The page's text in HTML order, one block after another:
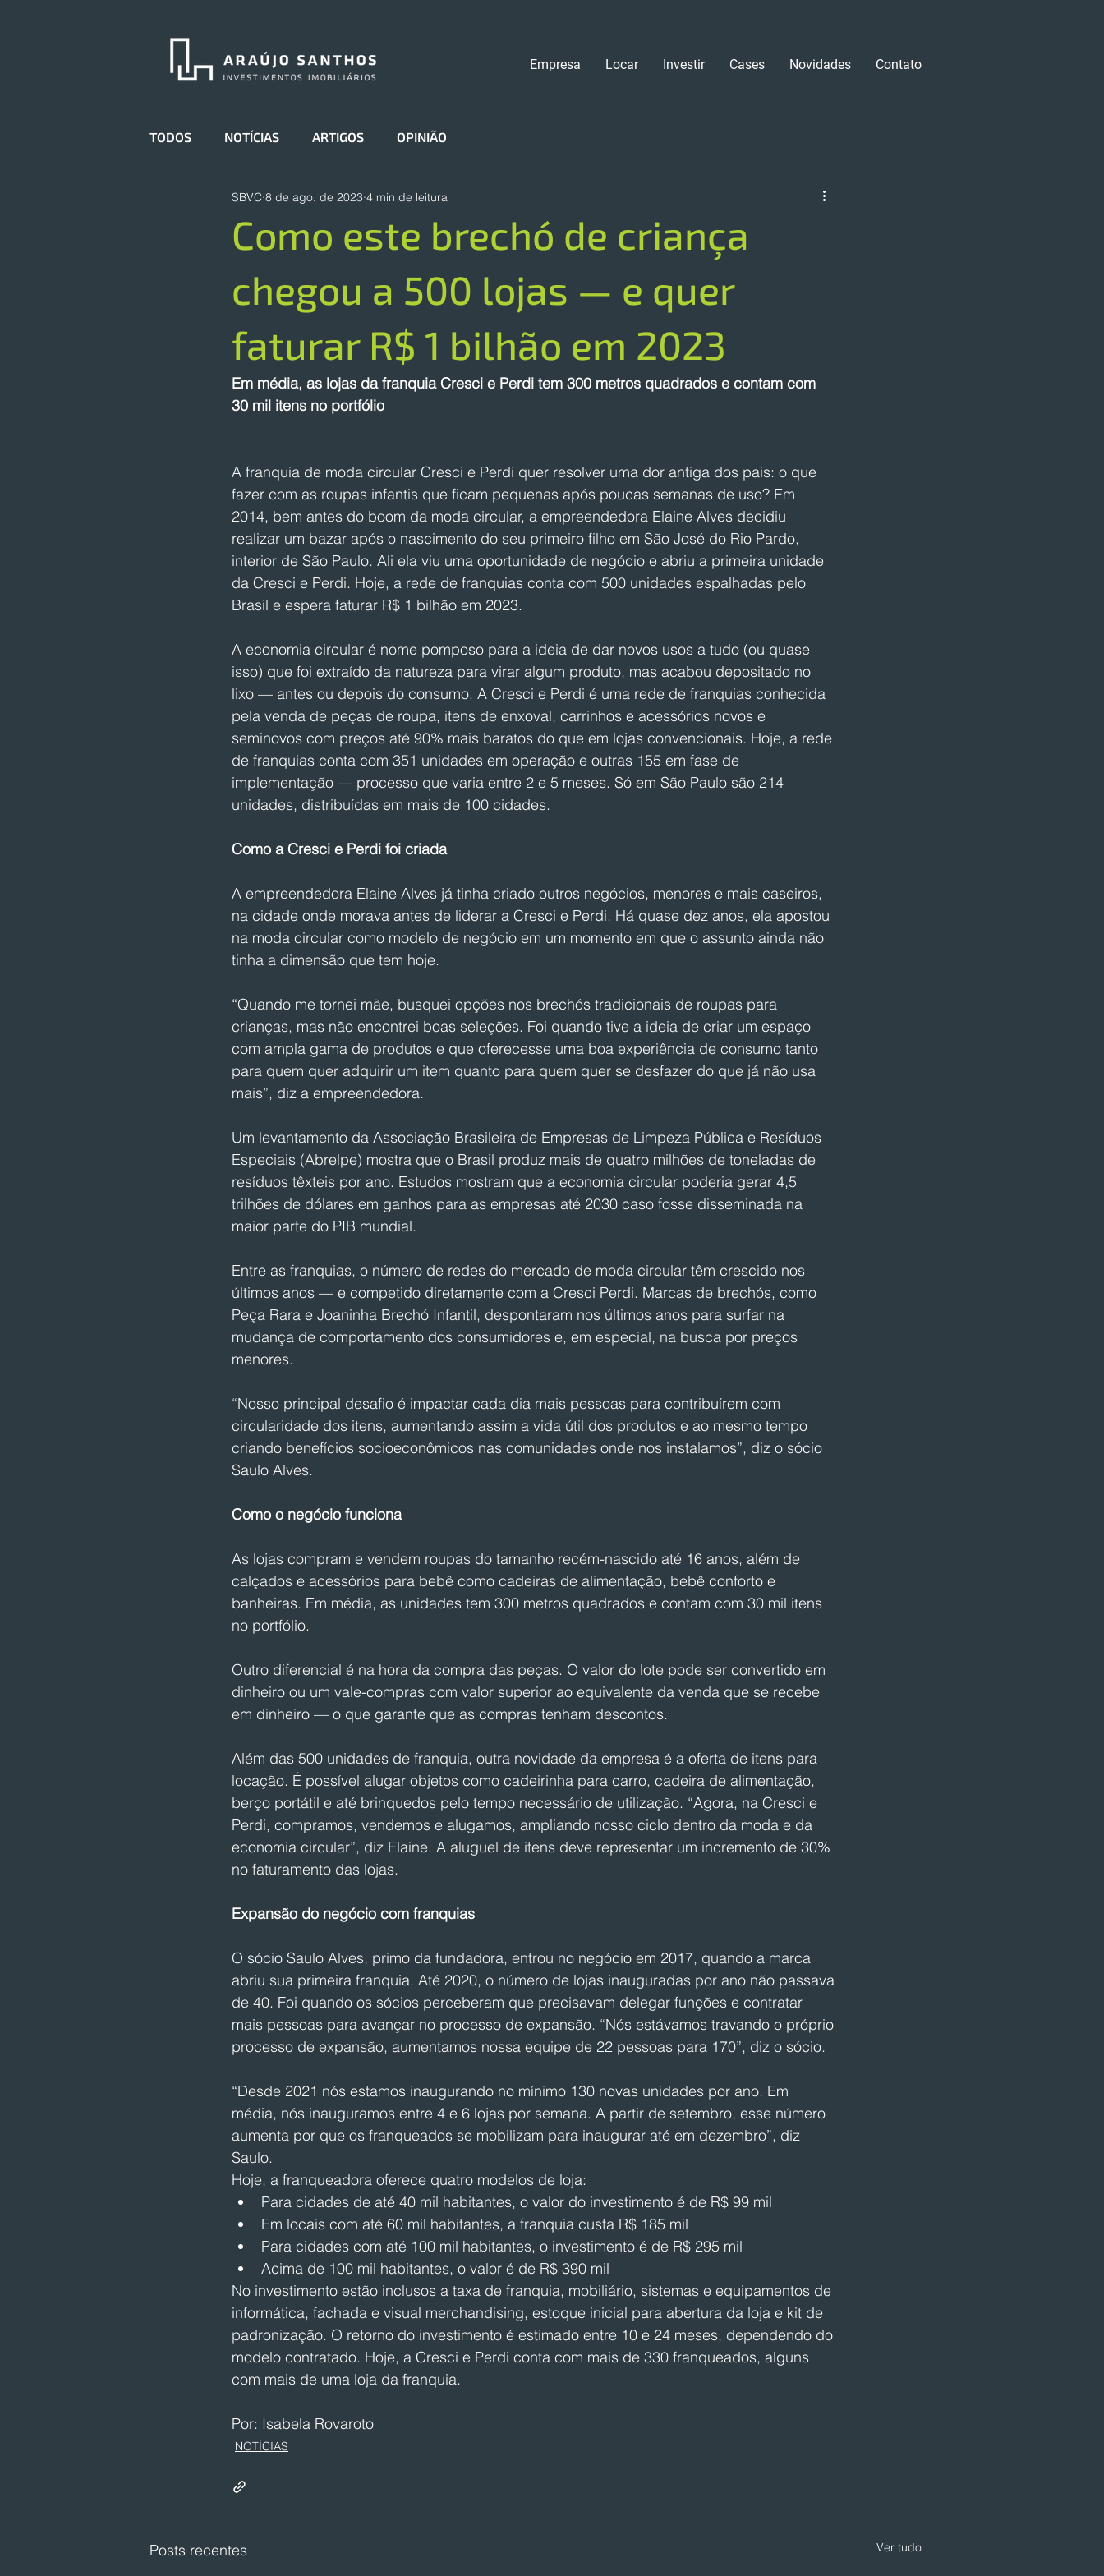
Empresa Locar Investir Cases Novidades Contato
TODOS NOTÍCIAS ARTIGOS OPINIÃO
Como este brechó de criança
chegou a 500 lojas — e quer
faturar R$ 1 bilhão em 2023
SBVC 8 de ago. de 2023 4 min de leitura
Em média, as lojas da franquia Cresci e Perdi tem 300 metros quadrados e contam com
30 mil itens no portfólio
A franquia de moda circular Cresci e Perdi quer resolver uma dor antiga dos pais: o que
fazer com as roupas infantis que ficam pequenas após poucas semanas de uso? Em
2014, bem antes do boom da moda circular, a empreendedora Elaine Alves decidiu
realizar um bazar após o nascimento do seu primeiro filho em São José do Rio Pardo,
interior de São Paulo. Ali ela viu uma oportunidade de negócio e abriu a primeira unidade
da Cresci e Perdi. Hoje, a rede de franquias conta com 500 unidades espalhadas pelo
Brasil e espera faturar R$ 1 bilhão em 2023.
A economia circular é nome pomposo para a ideia de dar novos usos a tudo (ou quase
isso) que foi extraído da natureza para virar algum produto, mas acabou depositado no
lixo — antes ou depois do consumo. A Cresci e Perdi é uma rede de franquias conhecida
pela venda de peças de roupa, itens de enxoval, carrinhos e acessórios novos e
seminovos com preços até 90% mais baratos do que em lojas convencionais. Hoje, a rede
de franquias conta com 351 unidades em operação e outras 155 em fase de
implementação — processo que varia entre 2 e 5 meses. Só em São Paulo são 214
unidades, distribuídas em mais de 100 cidades.
Como a Cresci e Perdi foi criada
A empreendedora Elaine Alves já tinha criado outros negócios, menores e mais caseiros,
na cidade onde morava antes de liderar a Cresci e Perdi. Há quase dez anos, ela apostou
na moda circular como modelo de negócio em um momento em que o assunto ainda não
tinha a dimensão que tem hoje.
“Quando me tornei mãe, busquei opções nos brechós tradicionais de roupas para
crianças, mas não encontrei boas seleções. Foi quando tive a ideia de criar um espaço
com ampla gama de produtos e que oferecesse uma boa experiência de consumo tanto
para quem quer adquirir um item quanto para quem quer se desfazer do que já não usa
mais”, diz a empreendedora.
Um levantamento da Associação Brasileira de Empresas de Limpeza Pública e Resíduos
Especiais (Abrelpe) mostra que o Brasil produz mais de quatro milhões de toneladas de
resíduos têxteis por ano. Estudos mostram que a economia circular poderia gerar 4,5
trilhões de dólares em ganhos para as empresas até 2030 caso fosse disseminada na
maior parte do PIB mundial.
Entre as franquias, o número de redes do mercado de moda circular têm crescido nos
últimos anos — e competido diretamente com a Cresci Perdi. Marcas de brechós, como
Peça Rara e Joaninha Brechó Infantil, despontaram nos últimos anos para surfar na
mudança de comportamento dos consumidores e, em especial, na busca por preços
menores.
“Nosso principal desafio é impactar cada dia mais pessoas para contribuírem com
circularidade dos itens, aumentando assim a vida útil dos produtos e ao mesmo tempo
criando benefícios socioeconômicos nas comunidades onde nos instalamos”, diz o sócio
Saulo Alves.
Como o negócio funciona
As lojas compram e vendem roupas do tamanho recém-nascido até 16 anos, além de
calçados e acessórios para bebê como cadeiras de alimentação, bebê conforto e
banheiras. Em média, as unidades tem 300 metros quadrados e contam com 30 mil itens
no portfólio.
Outro diferencial é na hora da compra das peças. O valor do lote pode ser convertido em
dinheiro ou um vale-compras com valor superior ao equivalente da venda que se recebe
em dinheiro — o que garante que as compras tenham descontos.
Além das 500 unidades de franquia, outra novidade da empresa é a oferta de itens para
locação. É possível alugar objetos como cadeirinha para carro, cadeira de alimentação,
berço portátil e até brinquedos pelo tempo necessário de utilização. “Agora, na Cresci e
Perdi, compramos, vendemos e alugamos, ampliando nosso ciclo dentro da moda e da
economia circular”, diz Elaine. A aluguel de itens deve representar um incremento de 30%
no faturamento das lojas.
Expansão do negócio com franquias
O sócio Saulo Alves, primo da fundadora, entrou no negócio em 2017, quando a marca
abriu sua primeira franquia. Até 2020, o número de lojas inauguradas por ano não passava
de 40. Foi quando os sócios perceberam que precisavam delegar funções e contratar
mais pessoas para avançar no processo de expansão. “Nós estávamos travando o próprio
processo de expansão, aumentamos nossa equipe de 22 pessoas para 170”, diz o sócio.
“Desde 2021 nós estamos inaugurando no mínimo 130 novas unidades por ano. Em
média, nós inauguramos entre 4 e 6 lojas por semana. A partir de setembro, esse número
aumenta por que os franqueados se mobilizam para inaugurar até em dezembro”, diz
Saulo.
Hoje, a franqueadora oferece quatro modelos de loja:
Para cidades de até 40 mil habitantes, o valor do investimento é de R$ 99 mil
Em locais com até 60 mil habitantes, a franquia custa R$ 185 mil
Para cidades com até 100 mil habitantes, o investimento é de R$ 295 mil
Acima de 100 mil habitantes, o valor é de R$ 390 mil
No investimento estão inclusos a taxa de franquia, mobiliário, sistemas e equipamentos de
informática, fachada e visual merchandising, estoque inicial para abertura da loja e kit de
padronização. O retorno do investimento é estimado entre 10 e 24 meses, dependendo do
modelo contratado. Hoje, a Cresci e Perdi conta com mais de 330 franqueados, alguns
com mais de uma loja da franquia.
Por: Isabela Rovaroto
NOTÍCIAS
Posts recentes Ver tudo